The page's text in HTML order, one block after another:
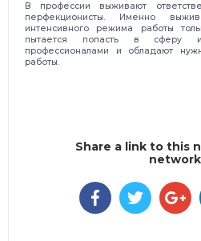
В профессии выживают
перфекционисты. Именно
интенсивного режима работы
пытается попасть в сферу
профессионалами и обладают
работы.
Share a link to this